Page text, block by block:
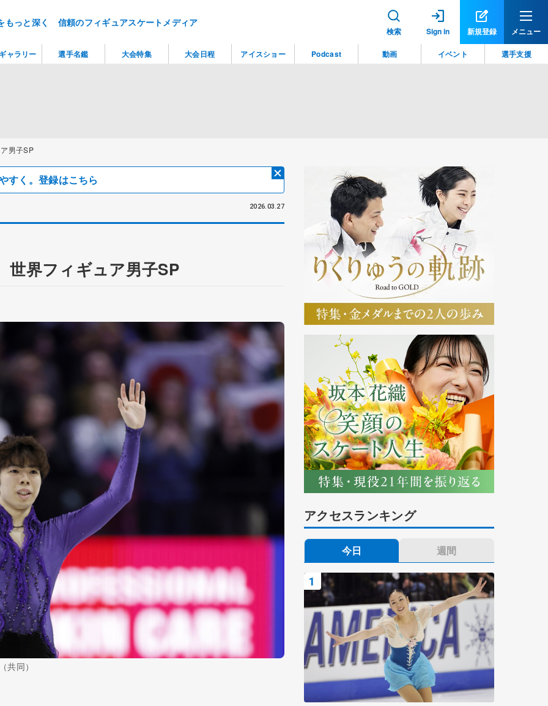
もっと深く 信頼のフィギュアスケートメディア
検索 Sign in 新規登録 メニュー
男子SP
すく。登録はこちら
2026.03.27
界フィギュア男子SP
同）
アクセスランキング
今日 週間
ャラリー 選手名鑑 大会特集 大会日程 アイスショー Podcast 動画 イベント 選手支援